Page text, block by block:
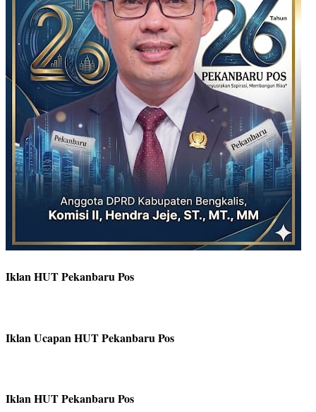
Iklan HUT Pekanbaru Pos
Iklan Ucapan HUT Pekanbaru Pos
Iklan HUT Pekanbaru Pos